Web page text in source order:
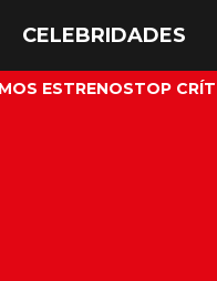
ESTRENOSTOP